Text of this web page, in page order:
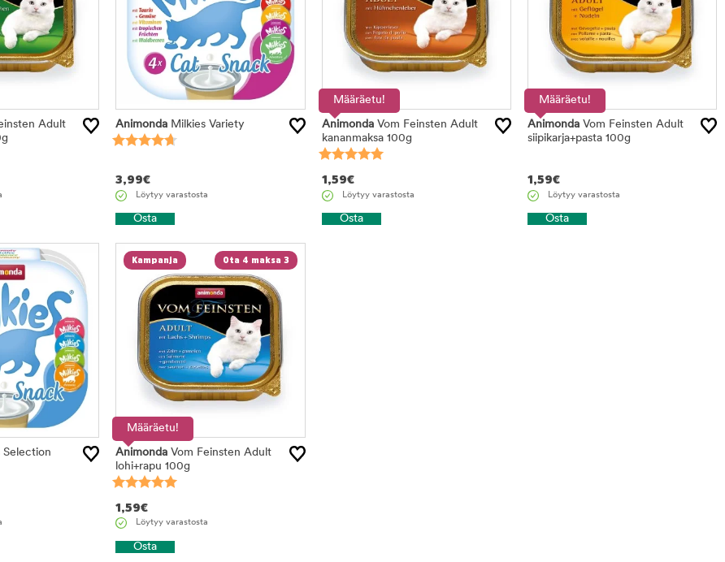
Adult
Animonda Milkies Variety
3,99€
Löytyy varastosta
Osta
Määräetu!
AnimondaVom Feinsten Adult
kananmaksa 100g
1,59€
Löytyy varastosta
Osta
Määräetu!
AnimondaVom Feinsten Adult
siipikarja+pasta 100g
1,59€
Löytyy varastosta
Osta
Selection
Kampanja Ota 4 maksa 3
Määräetu!
Animonda Vom Feinsten Adult
lohi+rapu 100g
1,59€
Löytyy varastosta
Osta